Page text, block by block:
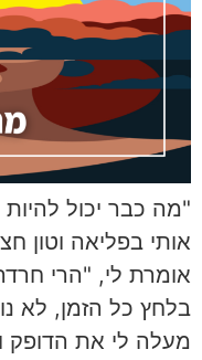
"מה כבר יכול
אותי בפליאה וטון
אומרת לי, "הרי
בלחץ כל הזמן, לא
מעלה לי את הדופק